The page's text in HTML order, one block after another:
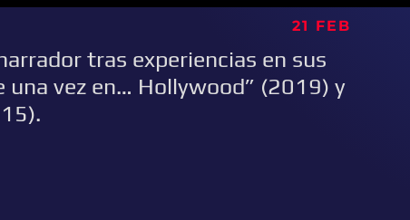
21 FEB
tras experiencias en sus
una vez en… Hollywood” (2019) y